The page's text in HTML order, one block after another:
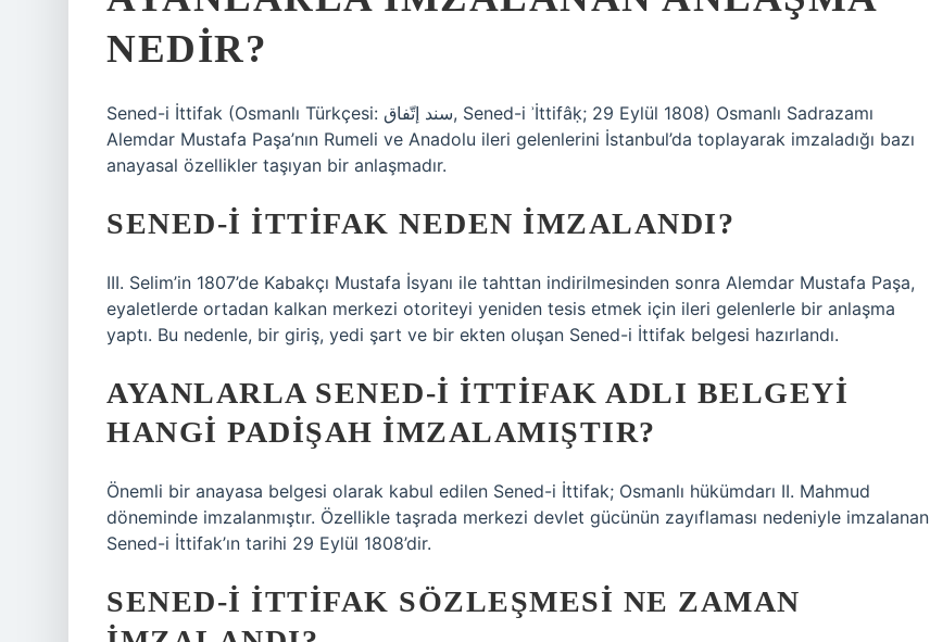
NEDIR?
Sened-i İttifak (Osmanlı Türkçesi: سند إتّفاق, Sened-i ʾİttifâḳ; 29 Eylül 1808) Osmanlı Sadrazamı
Alemdar Mustafa Paşa’nın Rumeli ve Anadolu ileri gelenlerini İstanbul’da toplayarak imzaladığı bazı
anayasal özellikler taşıyan bir anlaşmadır.
SENED-I İTTIFAK NEDEN IMZALANDI?
III. Selim’in 1807’de Kabakçı Mustafa İsyanı ile tahttan indirilmesinden sonra Alemdar Mustafa Paşa,
eyaletlerde ortadan kalkan merkezi otoriteyi yeniden tesis etmek için ileri gelenlerle bir anlaşma
yaptı. Bu nedenle, bir giriş, yedi şart ve bir ekten oluşan Sened-i İttifak belgesi hazırlandı.
AYANLARLA SENED-I İTTIFAK ADLI BELGEYI
HANGI PADIŞAH IMZALAMIŞTIR?
Önemli bir anayasa belgesi olarak kabul edilen Sened-i İttifak; Osmanlı hükümdarı II. Mahmud
döneminde imzalanmıştır. Özellikle taşrada merkezi devlet gücünün zayıflaması nedeniyle imzalanan
Sened-i İttifak’ın tarihi 29 Eylül 1808’dir.
SENED-I İTTIFAK SÖZLEŞMESI NE ZAMAN